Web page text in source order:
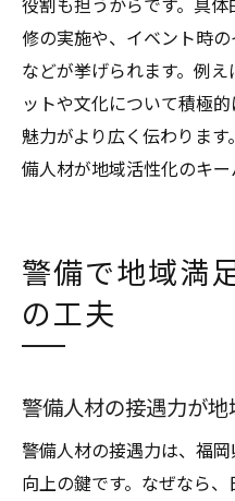
修の実施や、イベント時
などが挙げられます。例
ットや文化について積極
魅力がより広く伝わりま
備人材が地域活性化のキー
警備で地域満
の工夫
警備人材の接遇力が
警備人材の接遇力は、福
向上の鍵です。なぜなら、